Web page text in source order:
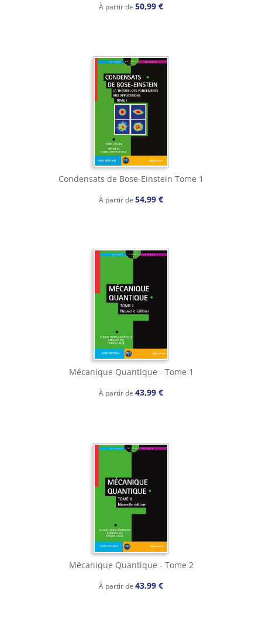
À partir de 50,99 €
Condensats de Bose-Einstein Tome 1
À partir de 54,99 €
Mécanique Quantique - Tome 1
À partir de 43,99 €
Mécanique Quantique - Tome 2
À partir de 43,99 €